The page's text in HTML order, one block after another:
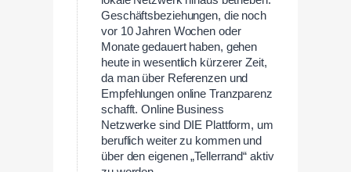
Geschäftsbeziehungen, die noch
vor 10 Jahren Wochen oder
Monate gedauert haben, gehen
heute in wesentlich kürzerer Zeit,
da man über Referenzen und
Empfehlungen online Tranzparenz
schafft. Online Business
Netzwerke sind DIE Plattform, um
beruflich weiter zu kommen und
über den eigenen „Tellerrand“ aktiv